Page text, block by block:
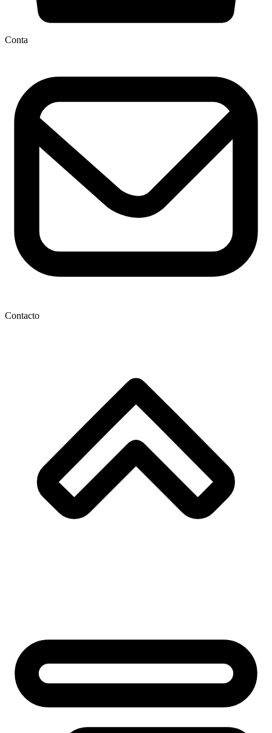
Conta
Contacto